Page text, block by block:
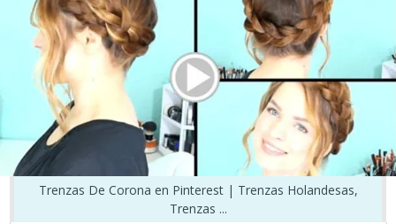
Trenzas De Corona en Pinterest | Trenzas Holandesas,
Trenzas ...